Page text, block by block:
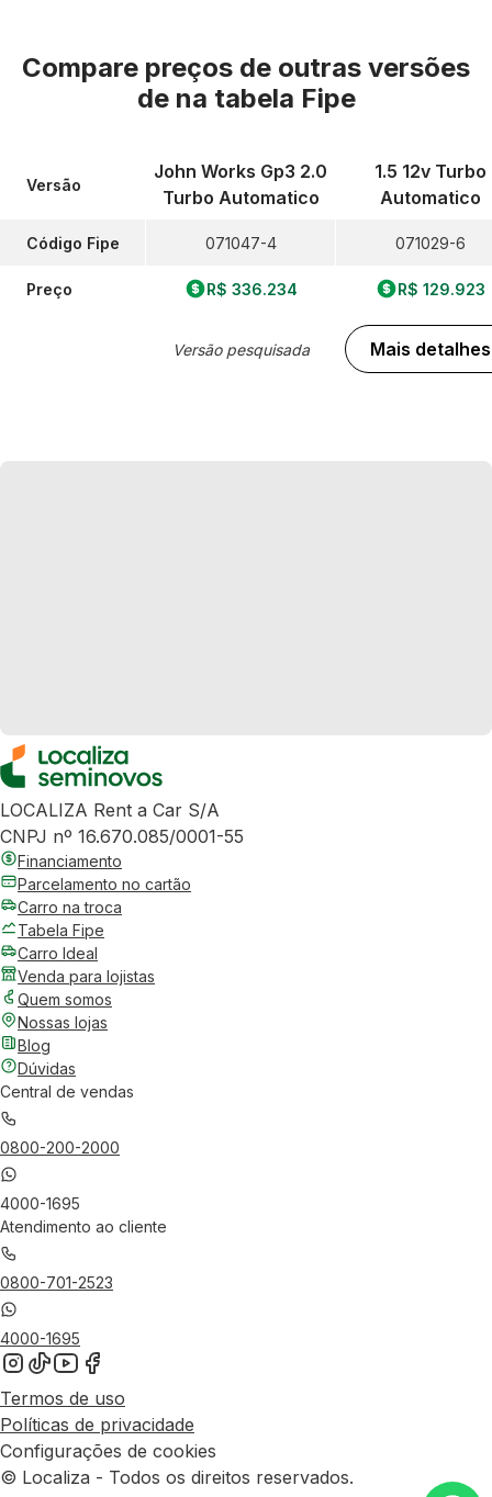
Compare preços de outras versões
de na tabela Fipe
Versão
Código Fipe
Preço
John Works Gp3 2.0
Turbo Automatico
071047-4
R$ 336.234
Versão pesquisada
1.5 12v Turbo
Automatico
071029-6
R$ 129.923
Mais detalhes
LOCALIZA Rent a Car S/A
CNPJ nº 16.670.085/0001-55
Financiamento
Parcelamento no cartão
Carro na troca
Tabela Fipe
Carro Ideal
Venda para lojistas
Quem somos
Nossas lojas
Blog
Dúvidas
Central de vendas
0800-200-2000
4000-1695
Atendimento ao cliente
0800-701-2523
4000-1695
Termos de uso
Políticas de privacidade
Configurações de cookies
© Localiza - Todos os direitos reservados.